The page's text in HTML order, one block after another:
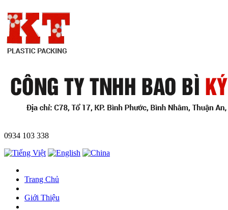
0934 103 338
Trang Chủ
Giới Thiệu